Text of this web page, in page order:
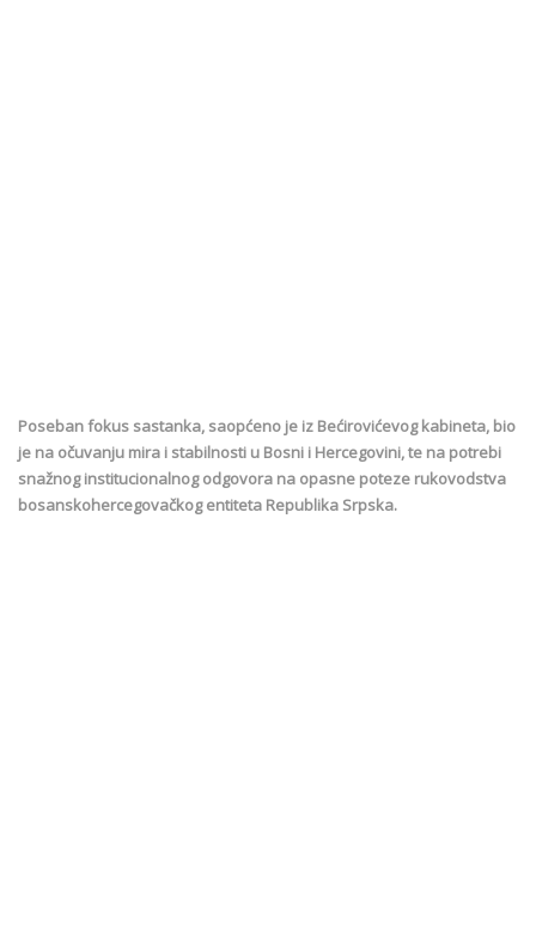
Poseban fokus sastanka, saopćeno je iz Bećirovićevog kabineta, bio
je na očuvanju mira i stabilnosti u Bosni i Hercegovini, te na potrebi
snažnog institucionalnog odgovora na opasne poteze rukovodstva
bosanskohercegovačkog entiteta Republika Srpska.